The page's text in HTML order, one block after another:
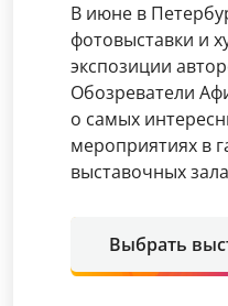
В июне в
фотовыставки и
экспозиции
Обозреватели
о самых
мероприятиях в
выставочных
Выбрать